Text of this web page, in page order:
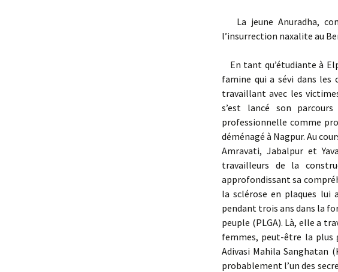
La jeune Anuradha,
l’insurrection naxalite au
En tant qu’étudiante à
famine qui a sévi dans les
travaillant avec les
s’est lancé son
professionnelle comme
déménagé à Nagpur. Au
Amravati, Jabalpur et
travailleurs de la
approfondissant sa
la sclérose en plaques lui
pendant trois ans dans la
peuple (PLGA). Là, elle a
femmes, peut-être la plus
Adivasi Mahila Sanghatan
probablement l’un des